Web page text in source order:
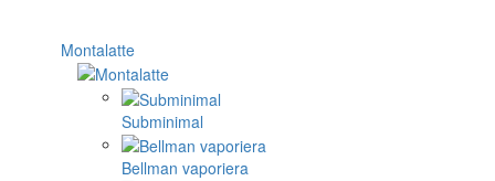
Montalatte
Subminimal
Bellman vaporiera